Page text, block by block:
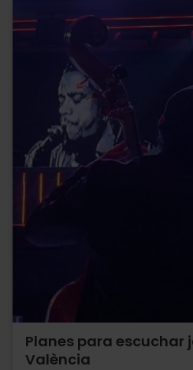
Planes para escuchar
València